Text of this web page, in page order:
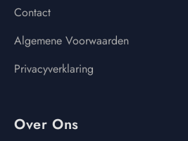
Contact
Algemene Voorwaarden
Privacyverklaring
Over Ons